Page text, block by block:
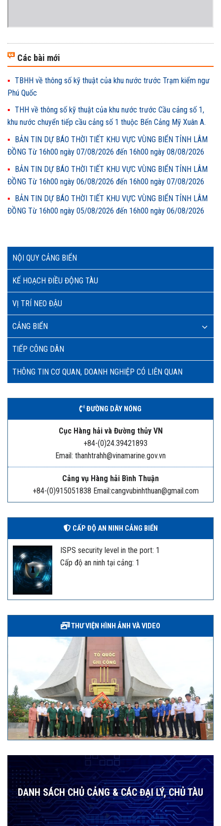
NỘI QUY CẢNG BIỂN
KẾ HOẠCH ĐIỀU ĐỘNG TÀU
VỊ TRÍ NEO ĐẬU
CẢNG BIỂN
TIẾP CÔNG DÂN
THÔNG TIN CƠ QUAN, DOANH NGHIỆP CÓ LIÊN QUAN
ĐƯỜNG DÂY NÓNG
Cục Hàng hải và Đường thủy VN
+84-(0)24.39421893
Email: thanhtrahh@vinamarine.gov.vn
Cảng vụ Hàng hải Bình Thuận
+84-(0)915051838 Email:cangvubinhthuan@gmail.com
CẤP ĐỘ AN NINH CẢNG BIỂN
ISPS security level in the port: 1
Cấp độ an ninh tại cảng: 1
THƯ VIỆN HÌNH ẢNH VÀ VIDEO
DANH SÁCH CHỦ CẢNG & CÁC ĐẠI LÝ, CHỦ TÀU
Các bài mới
TBHH về thông số kỹ thuật của khu nước trước Trạm kiểm ngư
Phú Quốc
THH về thông số kỹ thuật của khu nước trước Cầu cảng số 1,
khu nước chuyển tiếp cầu cảng số 1 thuộc Bến Cảng Mỹ Xuân A.
BẢN TIN DỰ BÁO THỜI TIẾT KHU VỰC VÙNG BIỂN TỈNH LÂM
ĐỒNG Từ 16h00 ngày 07/08/2026 đến 16h00 ngày 08/08/2026
BẢN TIN DỰ BÁO THỜI TIẾT KHU VỰC VÙNG BIỂN TỈNH LÂM
ĐỒNG Từ 16h00 ngày 06/08/2026 đến 16h00 ngày 07/08/2026
BẢN TIN DỰ BÁO THỜI TIẾT KHU VỰC VÙNG BIỂN TỈNH LÂM
ĐỒNG Từ 16h00 ngày 05/08/2026 đến 16h00 ngày 06/08/2026